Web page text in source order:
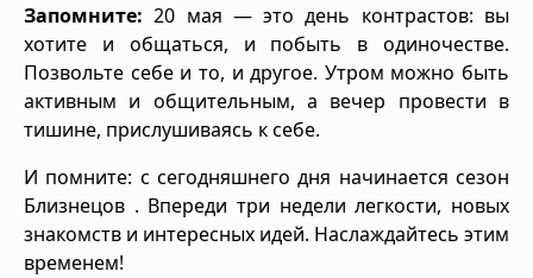
Запомните: 20 мая — это день контрастов: вы
хотите и общаться, и побыть в одиночестве.
Позвольте себе и то, и другое. Утром можно быть
активным и общительным, а вечер провести в
тишине, прислушиваясь к себе.
И помните: с сегодняшнего дня начинается сезон
Близнецов . Впереди три недели легкости, новых
знакомств и интересных идей. Наслаждайтесь этим
временем!